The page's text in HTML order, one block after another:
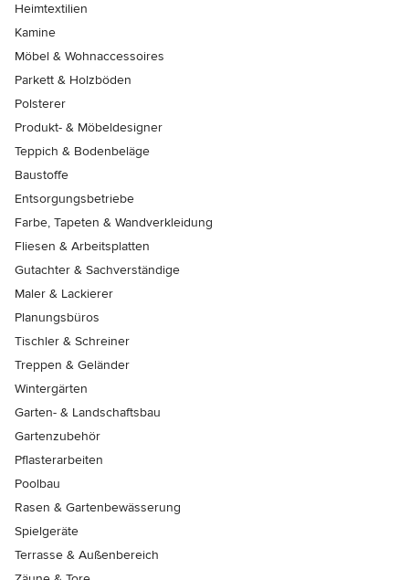
Heimtextilien
Kamine
Möbel & Wohnaccessoires
Parkett & Holzböden
Polsterer
Produkt- & Möbeldesigner
Teppich & Bodenbeläge
Baustoffe
Entsorgungsbetriebe
Farbe, Tapeten & Wandverkleidung
Fliesen & Arbeitsplatten
Gutachter & Sachverständige
Maler & Lackierer
Planungsbüros
Tischler & Schreiner
Treppen & Geländer
Wintergärten
Garten- & Landschaftsbau
Gartenzubehör
Pflasterarbeiten
Poolbau
Rasen & Gartenbewässerung
Spielgeräte
Terrasse & Außenbereich